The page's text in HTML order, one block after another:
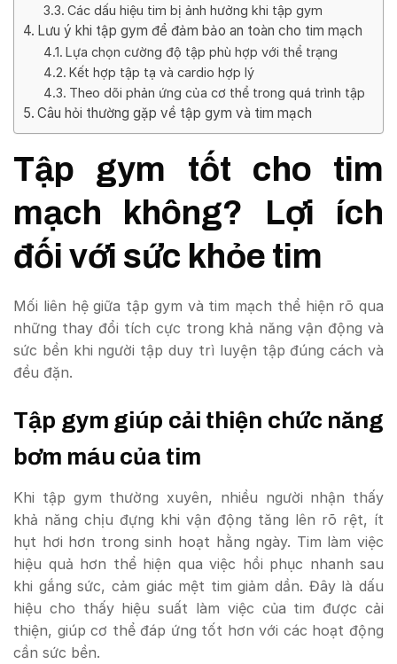
Các dấu hiệu tim bị ảnh hưởng khi tập gym
Lưu ý khi tập gym để đảm bảo an toàn cho tim mạch
Lựa chọn cường độ tập phù hợp với thể trạng
Kết hợp tập tạ và cardio hợp lý
Theo dõi phản ứng của cơ thể trong quá trình tập
Câu hỏi thường gặp về tập gym và tim mạch
Tập gym tốt cho tim
mạch không? Lợi ích
đối với sức khỏe tim
Mối liên hệ giữa tập gym và tim mạch thể hiện rõ qua
những thay đổi tích cực trong khả năng vận động và
sức bền khi người tập duy trì luyện tập đúng cách và
đều đặn.
Tập gym giúp cải thiện chức năng
bơm máu của tim
Khi tập gym thường xuyên, nhiều người nhận thấy
khả năng chịu đựng khi vận động tăng lên rõ rệt, ít
hụt hơi hơn trong sinh hoạt hằng ngày. Tim làm việc
hiệu quả hơn thể hiện qua việc hồi phục nhanh sau
khi gắng sức, cảm giác mệt tim giảm dần. Đây là dấu
hiệu cho thấy hiệu suất làm việc của tim được cải
thiện, giúp cơ thể đáp ứng tốt hơn với các hoạt động
cần sức bền.